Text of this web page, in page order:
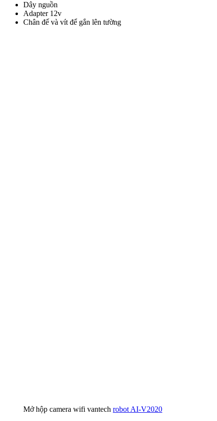
Dây nguồn
Adapter 12v
Chân đế và vít để gắn lên tường
Mở hộp camera wifi vantech robot AI-V2020